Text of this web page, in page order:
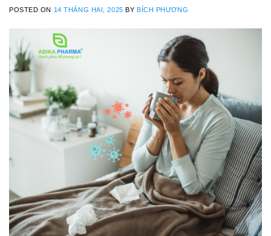
POSTED ON 14 THÁNG HAI, 2025 BY BÍCH PHƯƠNG